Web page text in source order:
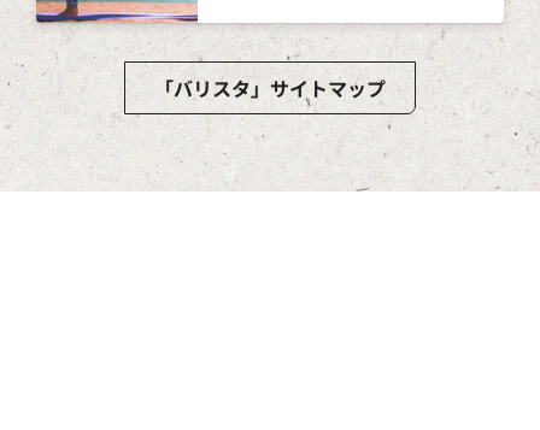
「バリスタ」サイトマップ